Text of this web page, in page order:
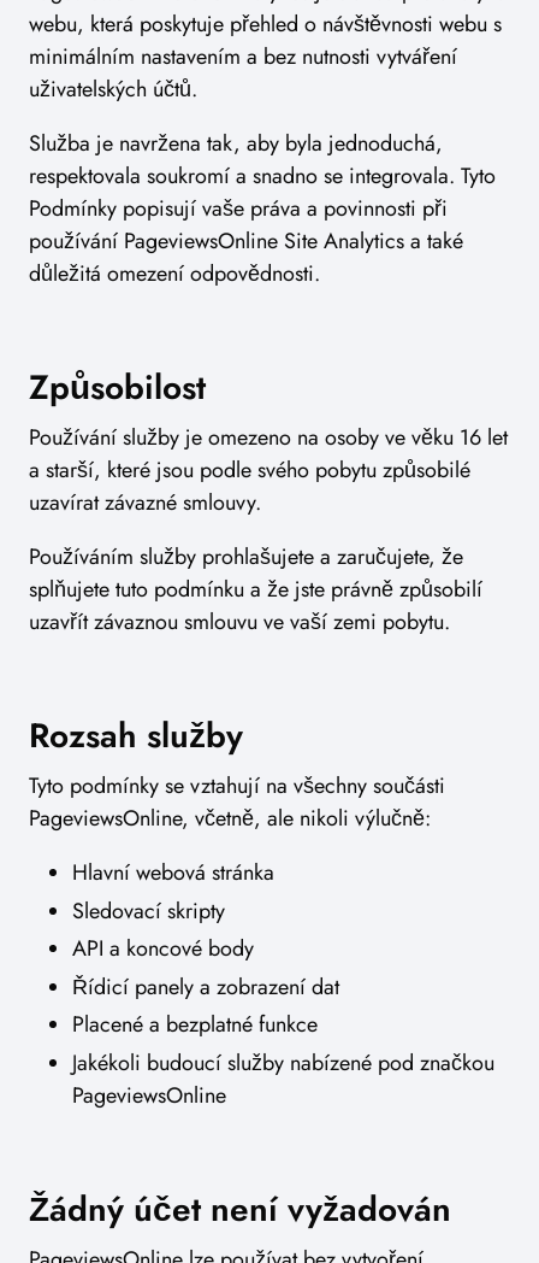
webu, která poskytuje přehled o návštěvnosti webu s
minimálním nastavením a bez nutnosti vytváření
uživatelských účtů.
Služba je navržena tak, aby byla jednoduchá,
respektovala soukromí a snadno se integrovala. Tyto
Podmínky popisují vaše práva a povinnosti při
používání PageviewsOnline Site Analytics a také
důležitá omezení odpovědnosti.
Způsobilost
Používání služby je omezeno na osoby ve věku 16 let
a starší, které jsou podle svého pobytu způsobilé
uzavírat závazné smlouvy.
Používáním služby prohlašujete a zaručujete, že
splňujete tuto podmínku a že jste právně způsobilí
uzavřít závaznou smlouvu ve vaší zemi pobytu.
Rozsah služby
Tyto podmínky se vztahují na všechny součásti
PageviewsOnline, včetně, ale nikoli výlučně:
Hlavní webová stránka
Sledovací skripty
API a koncové body
Řídicí panely a zobrazení dat
Placené a bezplatné funkce
Jakékoli budoucí služby nabízené pod značkou
PageviewsOnline
Žádný účet není vyžadován